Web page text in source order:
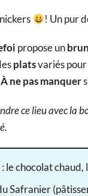
! Un pur
propose un
platsvariés
À ne pas manquer
ce lieu avec la
: le chocolat
Safranier